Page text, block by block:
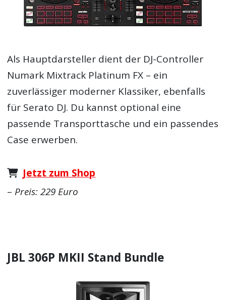
Als Hauptdarsteller dient der DJ-Controller
Numark Mixtrack Platinum FX – ein
zuverlässiger moderner Klassiker, ebenfalls
für Serato DJ. Du kannst optional eine
passende Transporttasche und ein passendes
Case erwerben.
Jetzt zum Shop
– Preis: 229 Euro
JBL 306P MKII Stand Bundle